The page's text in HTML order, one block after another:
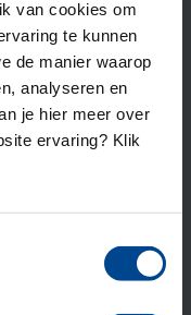
van cookies om
te kunnen
de manier waarop
analyseren en
je hier meer over
ervaring? Klik
ook mensen die
effect kunnen
personal brand.
protagonisten
is een
verder